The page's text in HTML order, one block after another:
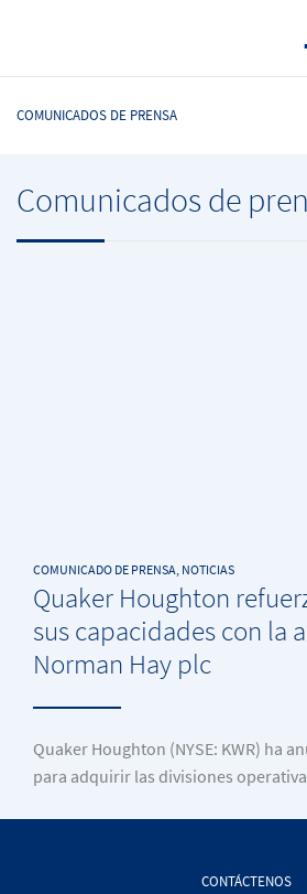
COMUNICADOS DE PRENSA
Comunicados de
COMUNICADO DE PRENSA, NOTICIAS
Quaker Houghton
sus capacidades con la
Norman Hay plc
Quaker Houghton (NYSE: KWR) ha
para adquirir las divisiones
CONTÁCTENOS